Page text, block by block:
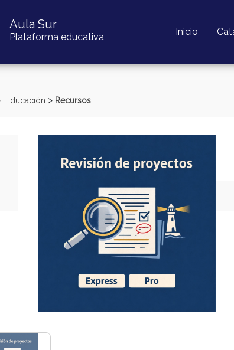
Aula Sur
Plataforma educativa Inicio
Educación > Recursos